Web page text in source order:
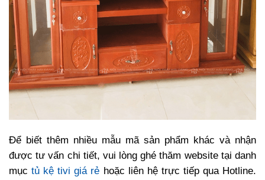
Để biết thêm nhiều mẫu mã sản phẩm khác và nhận
được tư vấn chi tiết, vui lòng ghé thăm website tại danh
mụctủ kệ tivi giá rẻ hoặc liên hệ trực tiếp qua Hotline.